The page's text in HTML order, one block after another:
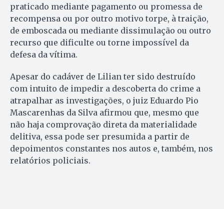
praticado mediante pagamento ou promessa de
recompensa ou por outro motivo torpe, à traição,
de emboscada ou mediante dissimulação ou outro
recurso que dificulte ou torne impossível da
defesa da vítima.
Apesar do cadáver de Lilian ter sido destruído
com intuito de impedir a descoberta do crime a
atrapalhar as investigações, o juiz Eduardo Pio
Mascarenhas da Silva afirmou que, mesmo que
não haja comprovação direta da materialidade
delitiva, essa pode ser presumida a partir de
depoimentos constantes nos autos e, também, nos
relatórios policiais.